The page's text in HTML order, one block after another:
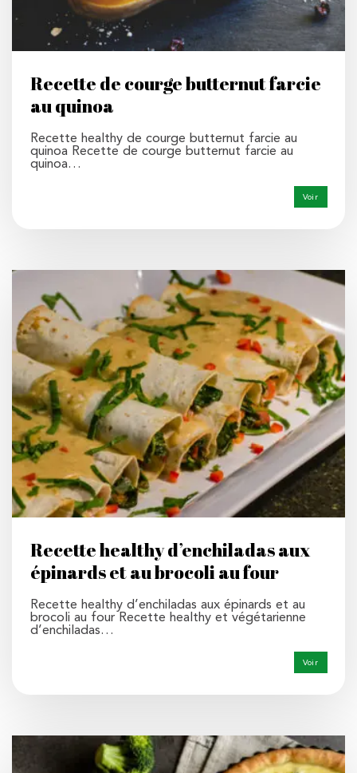
Recette de courge butternut farcie
au quinoa
Recette healthy de courge butternut farcie au
quinoa Recette de courge butternut farcie au
quinoa…
Voir
Recette healthy d’enchiladas aux
épinards et au brocoli au four
Recette healthy d’enchiladas aux épinards et au
brocoli au four Recette healthy et végétarienne
d’enchiladas…
Voir